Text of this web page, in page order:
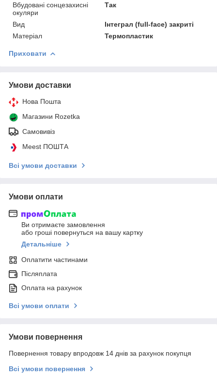
Вбудовані сонцезахисні
окуляри
Так
Вид
Інтеграл (full-face) закриті
Матеріал
Термопластик
Приховати
Умови доставки
Нова Пошта
Магазини Rozetka
Самовивіз
Meest ПОШТА
Всі умови доставки
Умови оплати
Ви отримаєте замовлення
або гроші повернуться на вашу картку
Детальніше
Оплатити частинами
Післяплата
Оплата на рахунок
Всі умови оплати
Умови повернення
Повернення товару впродовж 14 днів за рахунок покупця
Всі умови повернення